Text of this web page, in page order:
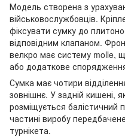
Модель створена з
військовослужбовців.
фіксувати сумку до
відповідним клапаном.
велкро має систему molle,
або додаткове
Сумка має чотири
зовнішнє. У задній кишені,
розміщується балістичний
частині виробу
турнікета.